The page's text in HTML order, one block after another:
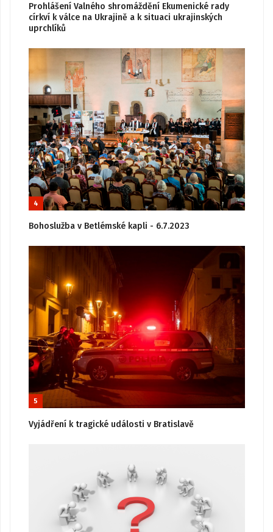
Prohlášení Valného shromáždění Ekumenické rady
církví k válce na Ukrajině a k situaci ukrajinských
uprchlíků
4
Bohoslužba v Betlémské kapli - 6.7.2023
5
Vyjádření k tragické události v Bratislavě